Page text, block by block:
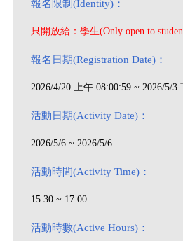
報名限制(Identity)：
只開放給：學生(Only open to
報名日期(Registration Date)：
2026/4/20 上午 08:00:59 ~ 2026/5/3
活動日期(Activity Date)：
2026/5/6 ~ 2026/5/6
活動時間(Activity Time)：
15:30 ~ 17:00
活動時數(Active Hours)：